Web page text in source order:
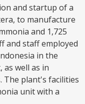
and startup of a
to manufacture
and 1,725
and staff employed
in the
well as in
The plant's facilities
unit with a